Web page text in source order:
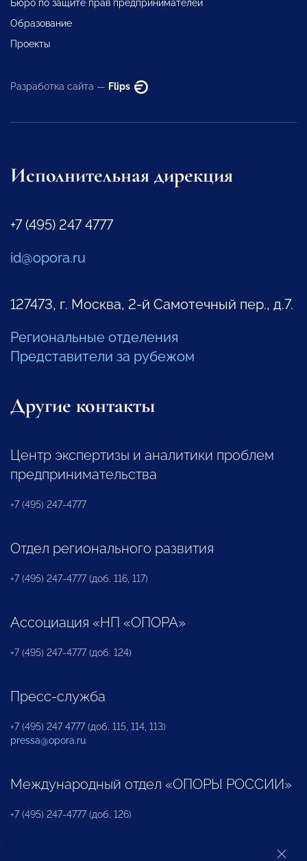
Бюро по защите прав предпринимателей
Образование
Проекты
Разработка сайта — Flips
Исполнительная дирекция
+7 (495) 247 4777
id@opora.ru
127473, г. Москва, 2-й Самотечный пер., д.7.
Региональные отделения
Представители за рубежом
Другие контакты
Центр экспертизы и аналитики проблем
предпринимательства
+7 (495) 247-4777
Отдел регионального развития
+7 (495) 247-4777 (доб. 116, 117)
Ассоциация «НП «ОПОРА»
+7 (495) 247-4777 (доб. 124)
Пресс-служба
+7 (495) 247 4777 (доб. 115, 114, 113)
pressa@opora.ru
Международный отдел «ОПОРЫ РОССИИ»
+7 (495) 247-4777 (доб. 126)